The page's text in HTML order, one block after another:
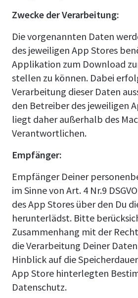
Zwecke der Verarbeitung:
Die vorgenannten Daten
des jeweiligen App Stores
Applikation zum Download
stellen zu können. Dabei
Verarbeitung dieser Daten
den Betreiber des jeweiligen
liegt daher außerhalb des
Verantwortlichen.
Empfänger:
Empfänger Deiner
im Sinne von Art. 4 Nr.9
des App Stores über den Du
herunterlädst. Bitte
Zusammenhang mit der
die Verarbeitung Deiner
Hinblick auf die
App Store hinterlegten
Datenschutz.